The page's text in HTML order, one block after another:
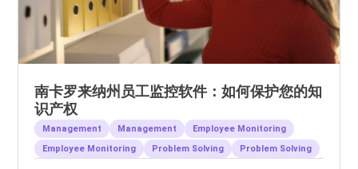
南卡罗来纳州员工监控软件：如何保护您的知
识产权
Management Management
Employee Monitoring
Employee Monitoring
Problem Solving Problem Solving